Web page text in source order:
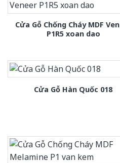
Cửa Gỗ Chống Cháy MDF
P1R5 xoan dao
Cửa Gỗ Hàn Quốc 018